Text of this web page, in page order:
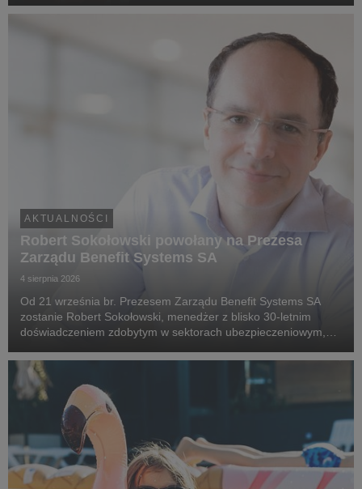
województwie kujawsko-pomorsk...
AKTUALNOŚCI
Robert Sokołowski powołany na Prezesa
Zarządu Benefit Systems SA
4 sierpnia 2026
Od 21 września br. Prezesem Zarządu Benefit Systems SA
zostanie Robert Sokołowski, menedżer z blisko 30-letnim
doświadczeniem zdobytym w sektorach ubezpieczeniowym,
strategicznego. Robert Sokołowski specjalizuje się w tran...